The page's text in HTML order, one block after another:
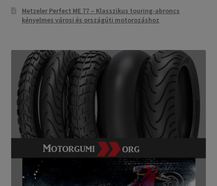
Metzeler Perfect ME 77 – Klasszikus touring-abroncs
kényelmes városi és országúti motorozáshoz